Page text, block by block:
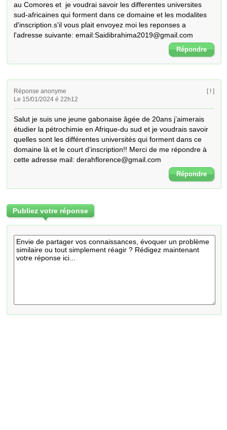
au Comores et  je voudrai savoir les differentes universites
sud-africaines qui forment dans ce domaine et les modalites
d'inscription.s'il vous plait envoyez moi les reponses a
l'adresse suivante: email:Saidibrahima2019@gmail.com
Répondre
Réponse anonyme
Le 15/01/2024 é 22h12
[ ! ]
Salut je suis une jeune gabonaise âgée de 20ans j’aimerais
étudier la pétrochimie en Afrique-du sud et je voudrais savoir
quelles sont les différentes universités qui forment dans ce
domaine là et le court d’inscription!! Merci de me répondre à
cette adresse mail: derahflorence@gmail.com
Répondre
Publiez votre réponse